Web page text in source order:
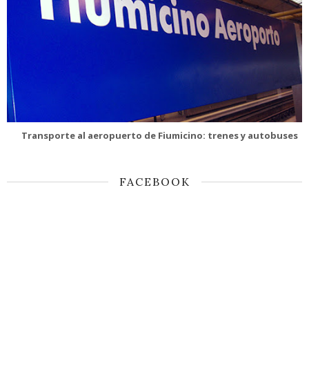
Transporte al aeropuerto de Fiumicino: trenes y autobuses
FACEBOOK